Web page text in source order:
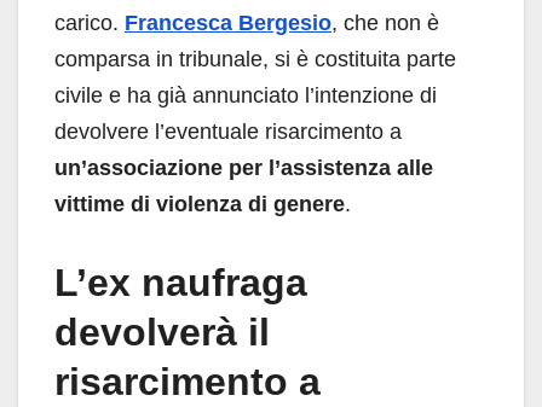
carico. Francesca Bergesio, che non è
comparsa in tribunale, si è costituita parte
civile e ha già annunciato l’intenzione di
devolvere l’eventuale risarcimento a
un’associazione per l’assistenza alle
vittime di violenza di genere.
L’ex naufraga
devolverà il
risarcimento a